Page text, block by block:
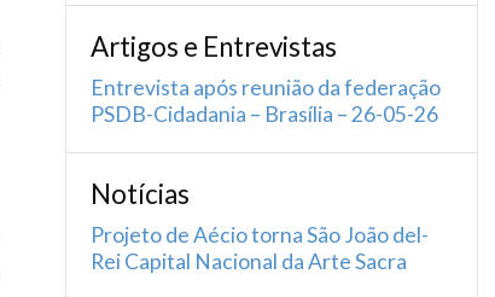
Artigos e Entrevistas
Entrevista após reunião da federação
PSDB-Cidadania – Brasília – 26-05-26
Notícias
Projeto de Aécio torna São João del-
Rei Capital Nacional da Arte Sacra